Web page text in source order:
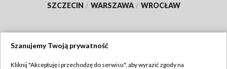
SZCZECIN / WARSZAWA / WROCŁAW
Szanujemy Twoją prywatność
Kliknij "Akceptuję i przechodzę do serwisu", aby wyrazić zgody na